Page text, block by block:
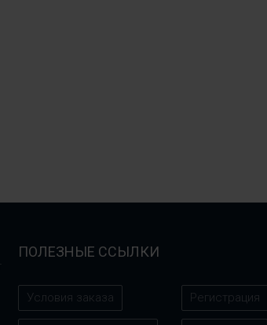
ПОЛЕЗНЫЕ ССЫЛКИ
Условия заказа Регистрация